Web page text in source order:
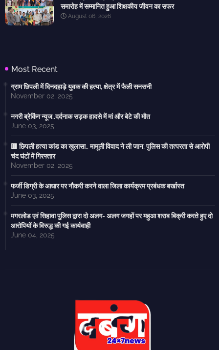
समारोह में सम्मानित हुआ शिक्षकीय जीवन का सफर
August 06, 2026
Most Recent
ग्राम छिपली में दिनदहाड़े युवक की हत्या, क्षेत्र में फैली सनसनी
November 02, 2025
नगरी ब्रेकिंग न्यूज..दर्दनाक सड़क हादसे में मां और बेटे की मौत
June 03, 2025
🟥 छिपली हत्या कांड का खुलासा.. मामूली विवाद ने ली जान, पुलिस की तत्परता से आरोपी
चंद घंटों में गिरफ्तार
November 02, 2025
फर्जी डिग्री के आधार पर नौकरी करने वाला जिला कार्यक्रम प्रबंधक बर्खास्त
June 03, 2025
मगरलोड एवं सिहावा पुलिस द्वारा दो अलग- अलग जगहों पर महुआ शराब बिक्री करते हुए दो
आरोपियों के विरुद्ध की गई कार्यवाही
June 04, 2025